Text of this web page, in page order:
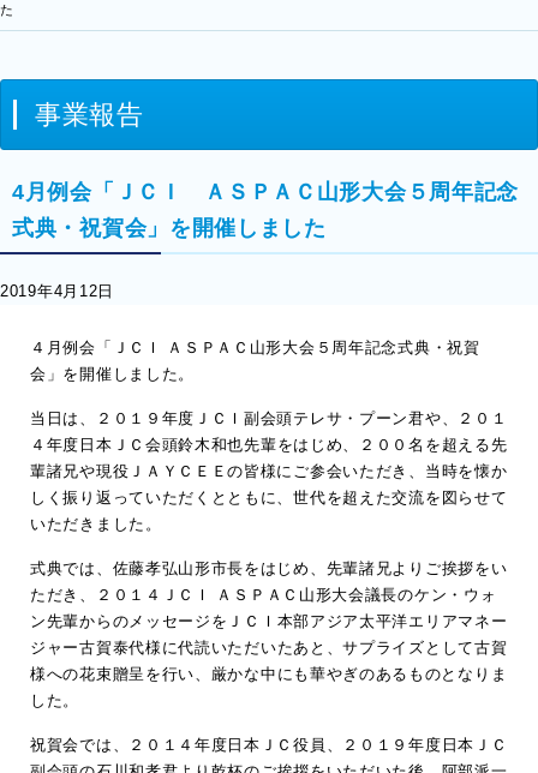
た
事業報告
4月例会「ＪＣＩ ＡＳＰＡＣ山形大会５周年記念
式典・祝賀会」を開催しました
2019年4月12日
４月例会「ＪＣＩ ＡＳＰＡＣ山形大会５周年記念式典・祝賀
会」を開催しました。
当日は、２０１９年度ＪＣＩ副会頭テレサ・プーン君や、２０１
４年度日本ＪＣ会頭鈴木和也先輩をはじめ、２００名を超える先
輩諸兄や現役ＪＡＹＣＥＥの皆様にご参会いただき、当時を懐か
しく振り返っていただくとともに、世代を超えた交流を図らせて
いただきました。
式典では、佐藤孝弘山形市長をはじめ、先輩諸兄よりご挨拶をい
た だき、２０１４ＪＣＩ ＡＳＰＡＣ山形大会議長のケン・ウォ
ン先輩からのメッセージをＪ ＣＩ本部アジア太平洋エリアマネー
ジャー古賀泰代様に代読いただいたあと、サプライズとして古賀
様への花束贈呈を行い、厳かな中 にも華やぎのあるものとなりま
した。
祝賀会では、２０１４年度日本ＪＣ役員、２０１９年度日本ＪＣ